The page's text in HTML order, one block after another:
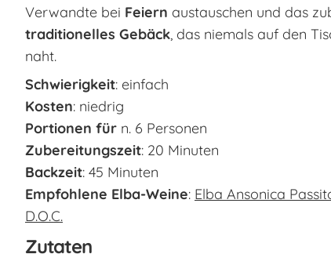
Verwandte bei Feiern austauschen und das
traditionelles Gebäck, das niemals auf den
naht.
Schwierigkeit: einfach
Kosten: niedrig
Portionen für n. 6 Personen
Zubereitungszeit: 20 Minuten
Backzeit: 45 Minuten
Empfohlene Elba-Weine: Elba Ansonica
D.O.C.
Zutaten